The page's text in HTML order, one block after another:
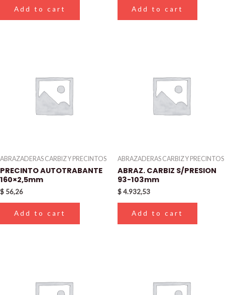
Add to cart Add to cart
ABRAZADERAS CARBIZ Y PRECINTOS
PRECINTO AUTOTRABANTE
160×2,5mm
$ 56,26
Add to cart
ABRAZADERAS CARBIZ Y PRECINTOS
ABRAZ. CARBIZ S/PRESION
93-103mm
$4.932,53
Add to cart